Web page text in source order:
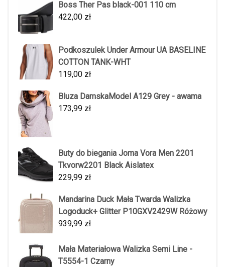
Boss Ther Pas black-001 110 cm
422,00 zł
Podkoszulek Under Armour UA BASELINE
COTTON TANK-WHT
119,00 zł
Bluza DamskaModel A129 Grey - awama
173,99 zł
Buty do biegania Joma Vora Men 2201
Tkvorw2201 Black Aislatex
229,99 zł
Mandarina Duck Mała Twarda Walizka
Logoduck+ Glitter P10GXV2429W Różowy
939,99 zł
Mała Materiałowa Walizka Semi Line -
T5554-1 Czarny